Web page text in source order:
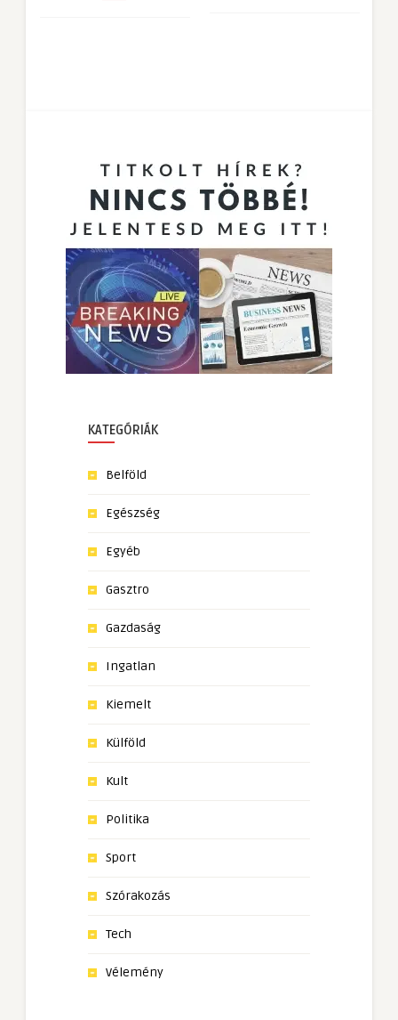
KATEGÓRIÁK
Belföld
Egészség
Egyéb
Gasztro
Gazdaság
Ingatlan
Kiemelt
Külföld
Kult
Politika
Sport
Szórakozás
Tech
Vélemény